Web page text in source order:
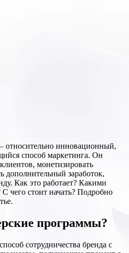
– относительно инновационный,
способ маркетинга. Он
монетизировать
дополнительный заработок,
Как это работает? Какими
чего стоит начать? Подробно
программы?
сотрудничества бренда с